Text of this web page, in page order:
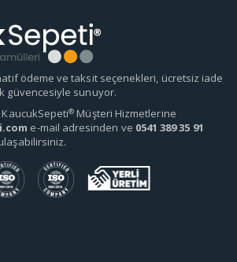
ödeme ve taksit seçenekleri, ücretsiz iade
güvencesiyle sunuyor.
® Müşteri Hizmetlerine
e-mail adresinden ve 0541 389 35 91